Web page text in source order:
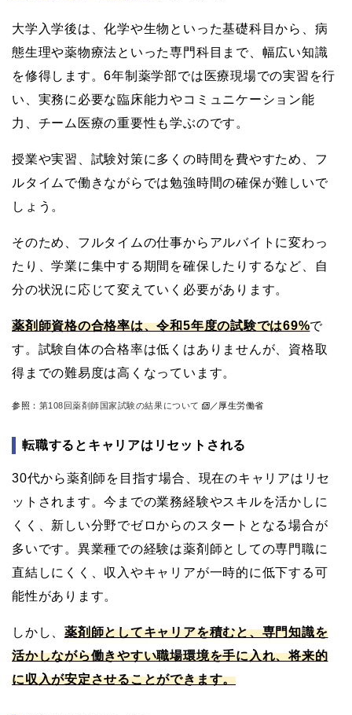
大学入学後は、化学や生物といった基礎科目から、病
態生理や薬物療法といった専門科目まで、幅広い知識
を修得します。6年制薬学部では医療現場での実習を行
い、実務に必要な臨床能力やコミュニケーション能
力、チーム医療の重要性も学ぶのです。
授業や実習、試験対策に多くの時間を費やすため、フ
ルタイムで働きながらでは勉強時間の確保が難しいで
しょう。
そのため、フルタイムの仕事からアルバイトに変わっ
たり、学業に集中する期間を確保したりするなど、自
分の状況に応じて変えていく必要があります。
薬剤師資格の合格率は、令和5年度の試験では69%で
す。試験自体の合格率は低くはありませんが、資格取
得までの難易度は高くなっています。
参照： 第108回薬剤師国家試験の結果について ／厚生労働省
転職するとキャリアはリセットされる
30代から薬剤師を目指す場合、現在のキャリアはリセ
ットされます。今までの業務経験やスキルを活かしに
くく、新しい分野でゼロからのスタートとなる場合が
多いです。異業種での経験は薬剤師としての専門職に
直結しにくく、収入やキャリアが一時的に低下する可
能性があります。
しかし、薬剤師としてキャリアを積むと、専門知識を
活かしながら働きやすい職場環境を手に入れ、将来的
に収入が安定させることができます。